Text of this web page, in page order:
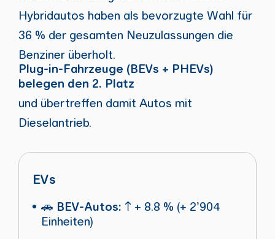
Hybridautos haben als bevorzugte Wahl für
36 % der gesamten Neuzulassungen die
Benziner überholt.
Plug-in-Fahrzeuge (BEVs + PHEVs)
belegen den 2. Platz
und übertreffen damit Autos mit
Dieselantrieb.
EVs
🚗 BEV-Autos: ↑ + 8.8 % (+ 2’904
Einheiten)